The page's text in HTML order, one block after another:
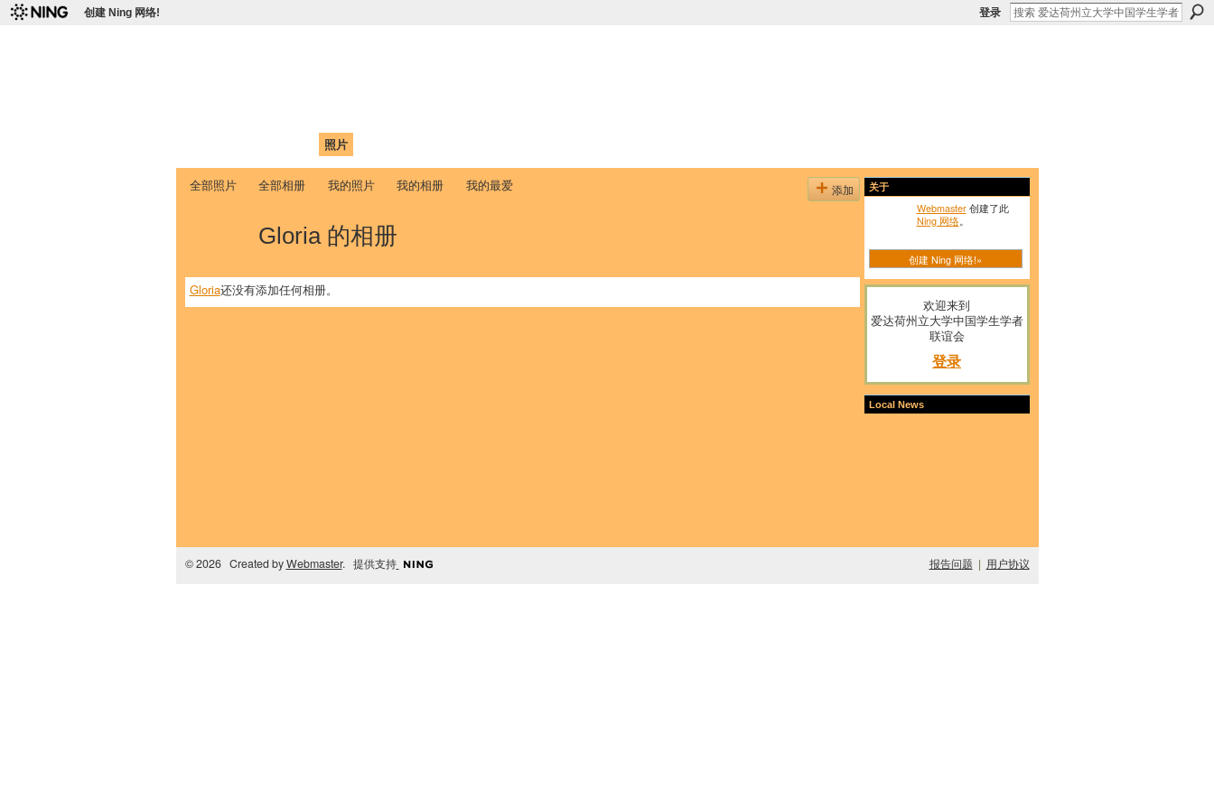
创建 Ning 网络! 登录
照片
全部照片 全部相册 我的照片 我的相册 我的最爱 添加
Gloria 的相册
Gloria还没有添加任何相册。
关于
Webmaster创建了此
Ning 网络。
创建 Ning 网络!»
欢迎来到
爱达荷州立大学中国学生学者
联谊会
登录
Local News
© 2026 Created byWebmaster. 提供支持 报告问题 | 用户协议